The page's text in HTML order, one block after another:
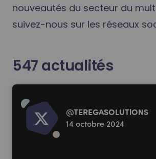
nouveautés du secteur du
suivez-nous sur les réseaux
547 actualités
Read more
@TEREGASOLUTlONS
14 octobre 2024